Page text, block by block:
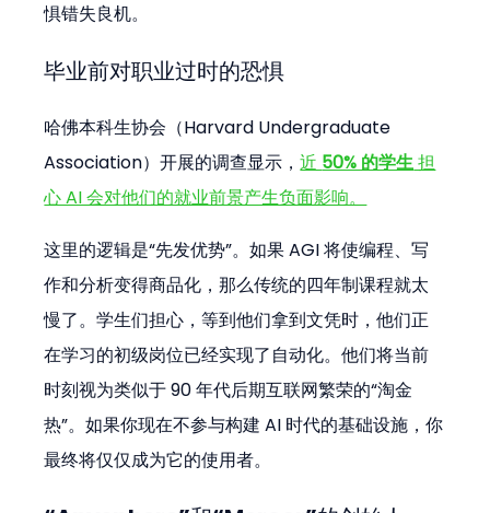
惧错失良机。
毕业前对职业过时的恐惧
哈佛本科生协会（Harvard Undergraduate
Association）开展的调查显示，近 50% 的学生 担
心 AI 会对他们的就业前景产生负面影响。
这里的逻辑是“先发优势”。如果 AGI 将使编程、写
作和分析变得商品化，那么传统的四年制课程就太
慢了。学生们担心，等到他们拿到文凭时，他们正
在学习的初级岗位已经实现了自动化。他们将当前
时刻视为类似于 90 年代后期互联网繁荣的“淘金
热”。如果你现在不参与构建 AI 时代的基础设施，你
最终将仅仅成为它的使用者。